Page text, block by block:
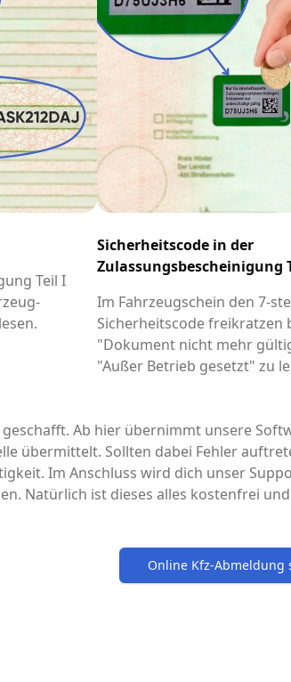
Teil I
Sicherheitscode in der
Zulassungsbescheinigung
Im Fahrzeugschein den 7-
Sicherheitscode freikratzen
"Dokument nicht mehr
"Außer Betrieb gesetzt" zu
Ab hier übernimmt unsere
übermittelt. Sollten dabei Fehler
Im Anschluss wird dich unser
Natürlich ist dieses alles kostenfrei
Online Kfz-Abmeldung